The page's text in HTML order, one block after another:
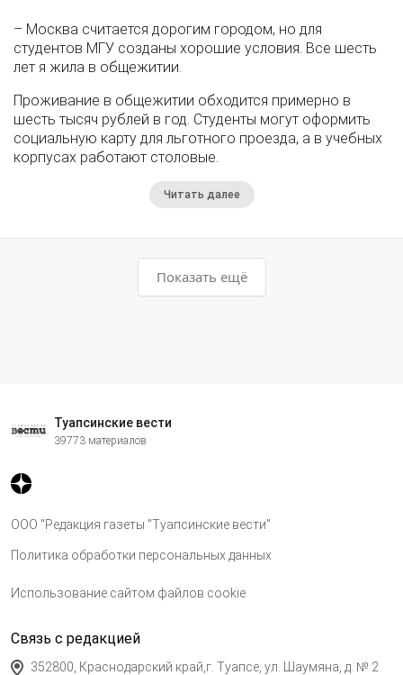
– Москва считается дорогим городом, но для
студентов МГУ созданы хорошие условия. Все шесть
лет я жила в общежитии.
Проживание в общежитии обходится примерно в
шесть тысяч рублей в год. Студенты могут оформить
социальную карту для льготного проезда, а в учебных
корпусах работают столовые.
Читать далее
Показать ещё
Туапсинские вести
39773 материалов
ООО "Редакция газеты "Туапсинские вести"
Политика обработки персональных данных
Использование сайтом файлов cookie
Связь с редакцией
352800, Краснодарский край,г. Туапсе, ул. Шаумяна, д. № 2